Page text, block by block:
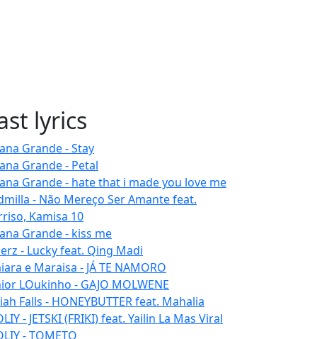
lyrics
Grande - Stay
Grande - Petal
Grande - hate that i made you love me
- Não Mereço Ser Amante feat.
Kamisa 10
Grande - kiss me
- Lucky feat. Qing Madi
e Maraisa - JÁ TE NAMORO
LOukinho - GAJO MOLWENE
Falls - HONEYBUTTER feat. Mahalia
- JETSKI (FRIKI) feat. Yailin La Mas Viral
- TOMETO